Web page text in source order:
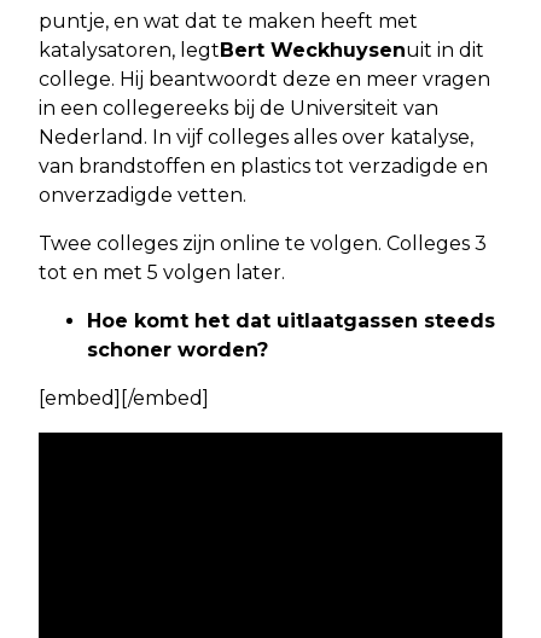
puntje, en wat dat te maken heeft met
katalysatoren, legt Bert Weckhuysenuit in dit
college. Hij beantwoordt deze en meer vragen
in een collegereeks bij de Universiteit van
Nederland. In vijf colleges alles over katalyse,
van brandstoffen en plastics tot verzadigde en
onverzadigde vetten.
Twee colleges zijn online te volgen. Colleges 3
tot en met 5 volgen later.
Hoe komt het dat uitlaatgassen steeds
schoner worden?
[embed][/embed]